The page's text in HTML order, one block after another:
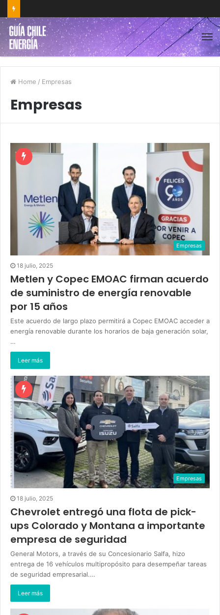
Home / Empresas
Empresas
Empresas
18 julio, 2025
Metlen y Copec EMOAC firman acuerdo
de suministro de energía renovable
por 15 años
Este acuerdo de largo plazo permitirá a Copec EMOAC acceder a
energía renovable durante los horarios de baja generación solar,
…
Leer más
Empresas
18 julio, 2025
Chevrolet entregó una flota de pick-
ups Colorado y Montana a importante
empresa de seguridad
General Motors, a través de su Concesionario Salfa, hizo
entrega de 16 vehículos multipropósito para desempeñar tareas
de seguridad empresarial.…
Leer más